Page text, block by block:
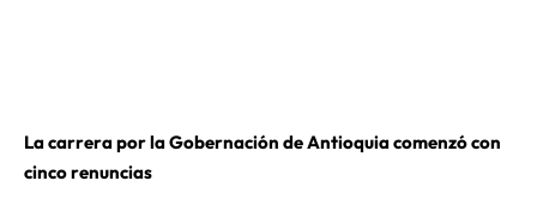
La carrera por la Gobernación de Antioquia comenzó con
cinco renuncias